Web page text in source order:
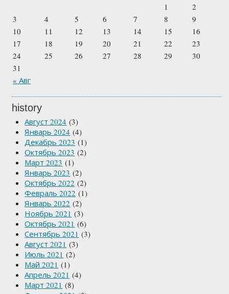
« Авг
1
2
3
4 5 6 7 8
9
10
11 12 13 14 15
16
17
18 19 20 21 22
23
24
25 26 27 28 29
30
31
history
Август 2024 (3)
Январь 2024 (4)
Декабрь 2023 (1)
Октябрь 2023 (2)
Март 2023 (1)
Январь 2023 (2)
Октябрь 2022 (2)
Февраль 2022 (1)
Январь 2022 (2)
Ноябрь 2021 (3)
Октябрь 2021 (6)
Сентябрь 2021 (3)
Август 2021 (3)
Июль 2021 (2)
Май 2021 (1)
Апрель 2021 (4)
Март 2021 (8)